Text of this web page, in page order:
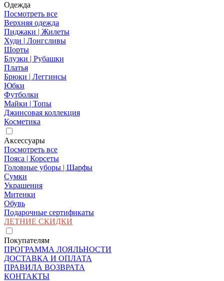
Одежда
Посмотреть все
Верхняя одежда
Пиджаки | Жилеты
Худи | Лонгсливы
Шорты
Блузки | Рубашки
Платья
Брюки | Леггинсы
Юбки
Футболки
Майки | Топы
Джинсовая коллекция
Косметика
Аксессуары
Посмотреть все
Пояса | Корсеты
Головные уборы | Шарфы
Сумки
Украшения
Митенки
Обувь
Подарочные сертификаты
ЛЕТНИЕ СКИДКИ
Покупателям
ПРОГРАММА ЛОЯЛЬНОСТИ
ДОСТАВКА И ОПЛАТА
ПРАВИЛА ВОЗВРАТА
КОНТАКТЫ